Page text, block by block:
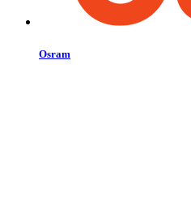
Osram